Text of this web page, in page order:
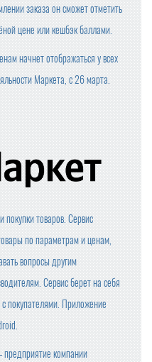
заказа он сможет отметить
цене или кешбэк баллами.
начнет отображаться у всех
Маркета, с 26 марта.
товаров. Сервис
по параметрам и ценам,
вопросы другим
Сервис берет на себя
покупателями. Приложение
компании